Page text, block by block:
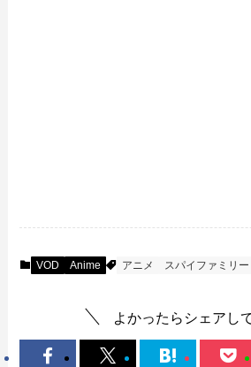
VOD Anime アニメ スパイファミリー
よかったらシェアし